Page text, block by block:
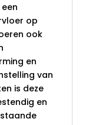
op
ook
en
van
is deze
en